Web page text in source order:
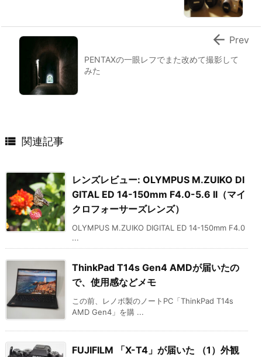
PENTAXの一眼レフでまた改めて撮影して
みた
 Prev
 関連記事
レンズレビュー: OLYMPUS M.ZUIKO DI
GITAL ED 14-150mm F4.0-5.6 II（マイ
クロフォーサーズレンズ）
OLYMPUS M.ZUIKO DIGITAL ED 14-150mm F4.0
...
ThinkPad T14s Gen4 AMDが届いたの
で、使用感などメモ
この前、レノボ製のノートPC「ThinkPad T14s
AMD Gen4」を購 ...
FUJIFILM 「X-T4」が届いた （1）外観